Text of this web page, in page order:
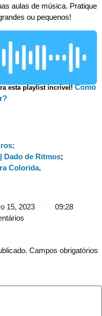
aulas de música. Pratique
ou pequenos!
esta playlist incrível! Como
Dado de Ritmos;
Colorida.
15, 2023
09:28
Campos obrigatórios